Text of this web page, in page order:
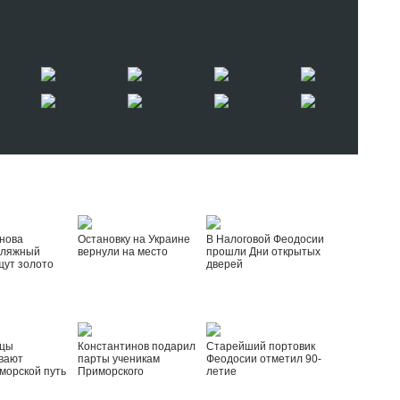
золото
Остановку на Украине
вернули на место
В Налоговой Феодосии
прошли Дни открытых
дверей
путь
Константинов подарил
парты ученикам
Приморского
Старейший портовик
Феодосии отметил 90-
летие